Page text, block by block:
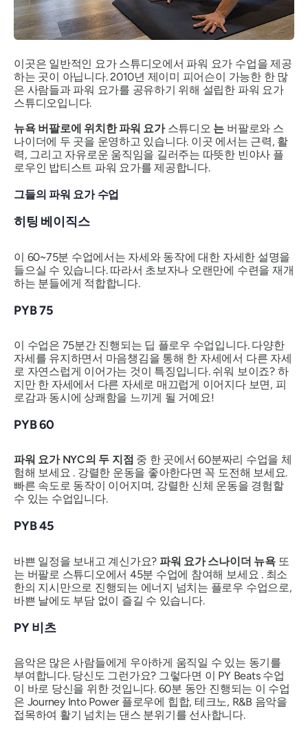
이곳은 일반적인 요가 스튜디오에서 파워 요가 수업을 제공
하는 곳이 아닙니다. 2010년 제이미 피어슨이 가능한 한 많
은 사람들과 파워 요가를 공유하기 위해 설립한 파워 요가
스튜디오입니다.
뉴욕 버팔로에 위치한 파워 요가스튜디오 는 버팔로와 스
나이더에 두 곳을 운영하고 있습니다. 이곳 에서는 근력, 활
력, 그리고 자유로운 움직임을 길러주는 따뜻한 빈야사 플
로우인 밥티스트 파워 요가를 제공합니다.
그들의 파워 요가 수업
히팅 베이직스
이 60~75분 수업에서는 자세와 동작에 대한 자세한 설명을
들으실 수 있습니다. 따라서 초보자나 오랜만에 수련을 재개
하는 분들에게 적합합니다.
PYB 75
이 수업은 75분간 진행되는 딥 플로우 수업입니다. 다양한
자세를 유지하면서 마음챙김을 통해 한 자세에서 다른 자세
로 자연스럽게 이어가는 것이 특징입니다. 쉬워 보이죠? 하
지만 한 자세에서 다른 자세로 매끄럽게 이어지다 보면, 피
로감과 동시에 상쾌함을 느끼게 될 거예요!
PYB 60
파워 요가 NYC의 두 지점 중 한 곳에서 60분짜리 수업을 체
험해 보세요 . 강렬한 운동을 좋아한다면 꼭 도전해 보세요.
빠른 속도로 동작이 이어지며, 강렬한 신체 운동을 경험할
수 있는 수업입니다.
PYB 45
바쁜 일정을 보내고 계신가요? 파워 요가 스나이더 뉴욕 또
는 버팔로 스튜디오에서 45분 수업에 참여해 보세요 . 최소
한의 지시만으로 진행되는 에너지 넘치는 플로우 수업으로,
바쁜 날에도 부담 없이 즐길 수 있습니다.
PY 비츠
음악은 많은 사람들에게 우아하게 움직일 수 있는 동기를
부여합니다. 당신도 그런가요? 그렇다면 이 PY Beats 수업
이 바로 당신을 위한 것입니다. 60분 동안 진행되는 이 수업
은 Journey Into Power 플로우에 힙합, 테크노, R&B 음악을
접목하여 활기 넘치는 댄스 분위기를 선사합니다.